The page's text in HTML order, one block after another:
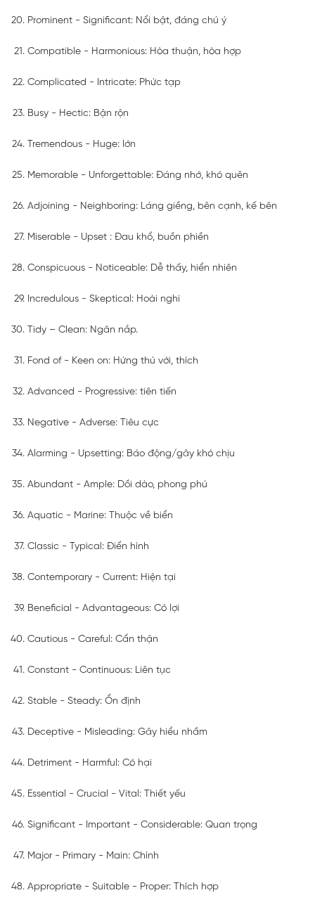
Prominent - Significant: Nổi bật, đáng chú ý
Compatible - Harmonious: Hòa thuận, hòa hợp
Complicated - Intricate: Phức tạp
Busy - Hectic: Bận rộn
Tremendous - Huge: lớn
Memorable - Unforgettable: Đáng nhớ, khó quên
Adjoining - Neighboring: Láng giềng, bên cạnh, kế bên
Miserable - Upset : Đau khổ, buồn phiền
Conspicuous - Noticeable: Dễ thấy, hiển nhiên
Incredulous - Skeptical: Hoài nghi
Tidy – Clean: Ngăn nắp.
Fond of - Keen on: Hứng thú với, thích
Advanced - Progressive: tiên tiến
Negative - Adverse: Tiêu cực
Alarming - Upsetting: Báo động/gây khó chịu
Abundant - Ample: Dồi dào, phong phú
Aquatic - Marine: Thuộc về biển
Classic - Typical: Điển hình
Contemporary - Current: Hiện tại
Beneficial - Advantageous: Có lợi
Cautious - Careful: Cẩn thận
Constant - Continuous: Liên tục
Stable - Steady: Ổn định
Deceptive - Misleading: Gây hiểu nhầm
Detriment - Harmful: Có hại
Essential - Crucial - Vital: Thiết yếu
Significant - Important - Considerable: Quan trọng
Major - Primary - Main: Chính
Appropriate - Suitable - Proper: Thích hợp